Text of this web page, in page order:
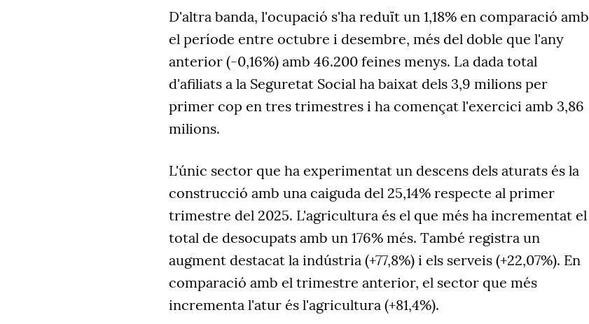
D'altra banda, l'ocupació s'ha reduït un 1,18% en comparació amb
el període entre octubre i desembre, més del doble que l'any
anterior (-0,16%) amb 46.200 feines menys. La dada total
d'afiliats a la Seguretat Social ha baixat dels 3,9 milions per
primer cop en tres trimestres i ha començat l'exercici amb 3,86
milions.
L'únic sector que ha experimentat un descens dels aturats és la
construcció amb una caiguda del 25,14% respecte al primer
trimestre del 2025. L'agricultura és el que més ha incrementat el
total de desocupats amb un 176% més. També registra un
augment destacat la indústria (+77,8%) i els serveis (+22,07%). En
comparació amb el trimestre anterior, el sector que més
incrementa l'atur és l'agricultura (+81,4%).